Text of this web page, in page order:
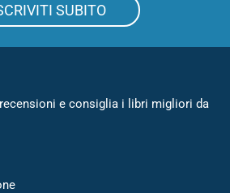
SUBITO
e consiglia i libri migliori da